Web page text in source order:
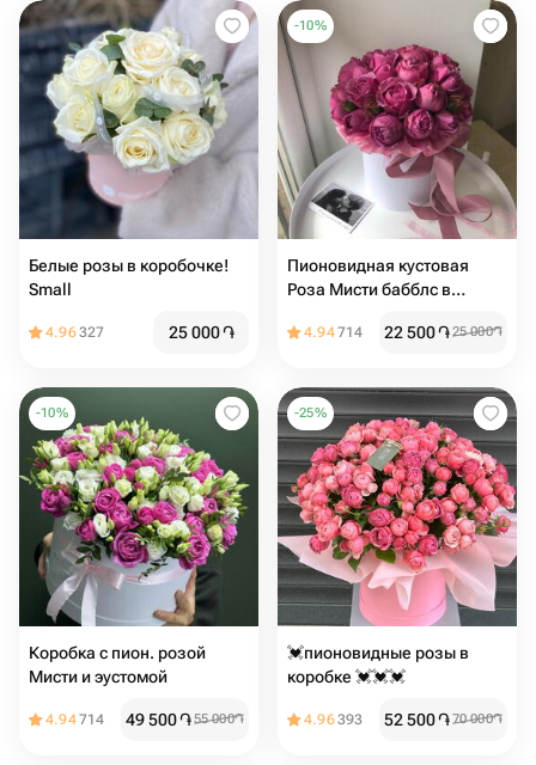
Белые розы в коробочке!
Small
4.96327 25 000֏
-10%
Пионовидная кустовая
Роза Мисти бабблс в
4.94714 22 500֏25 000֏
-10%
Коробка с пион. розой
Мисти и эустомой
4.94714 49 500֏55 000֏
-25%
💓пионовидные розы в
коробке 💓💓💓
4.96393 52 500֏70 000֏